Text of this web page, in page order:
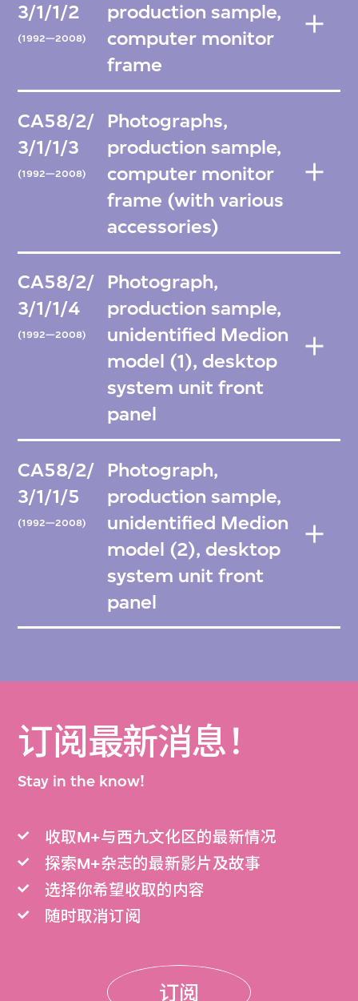
3/1/1/2
(1992—2008)
production sample,
computer monitor
frame
CA58/2/
3/1/1/3
(1992—2008)
Photographs,
production sample,
computer monitor
frame (with various
accessories)
CA58/2/
3/1/1/4
(1992—2008)
Photograph,
production sample,
unidentified Medion
model (1), desktop
system unit front
panel
CA58/2/
3/1/1/5
(1992—2008)
Photograph,
production sample,
unidentified Medion
model (2), desktop
system unit front
panel
订阅最新消息！
Stay in the know!
收取M+与西九文化区的最新情况
探索M+杂志的最新影片及故事
选择你希望收取的内容
随时取消订阅
订阅